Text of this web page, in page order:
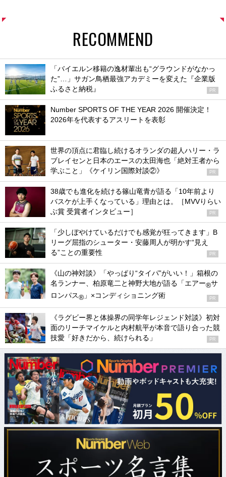
RECOMMEND
「バイエルン移籍の逸材輩出も“グラウンドがなかっ
た”…」サガン鳥栖最強アカデミーを変えた『企業版
ふるさと納税』
PR
Number SPORTS OF THE YEAR 2026 開催決定！
2026年を代表するアスリートを表彰
世界の頂点に君臨し続けるオランダの超人ハリー・ラ
ブレイセンと日本のエースの太田海也「絶対王者から
学ぶこと」《ケイリン国際対談②》
PR
38歳でも進化を続ける篠山竜青が語る「10年前より
バスケが上手くなっている」理由とは。［MVVりらい
ぶ賞 受賞者インタビュー］
PR
「少しぼやけているだけでも感覚が狂ってきます」B
リーグ屈指のシューター・安藤周人が明かす“見え
る”ことの重要性
PR
《山の神対談》「やっぱり“タイパ”がいい！」箱根の
名ランナー、柏原竜二と神野大地が語る「エアー®サ
ロンパス® 」×コンディショニング術 PR
《ラグビー界と体操界の同学年レジェンド対談》初対
面のリーチマイケルと内村航平が本音で語り合った競
技愛「好きだから、続けられる」
PR